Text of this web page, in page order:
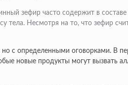
зефир часто содержит в
тела. Несмотря на то, что зефир
с определенными оговорками. В
новые продукты могут вызвать